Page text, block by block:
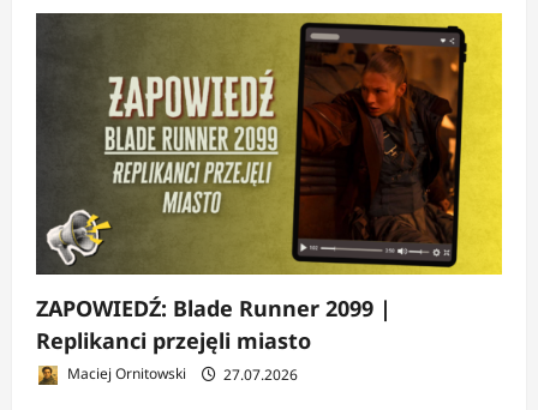
s
ZAPOWIEDŹ: Blade Runner 2099 |
Replikanci przejęli miasto
Maciej Ornitowski 27.07.2026